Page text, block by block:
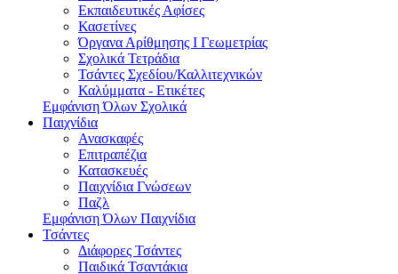
Εκπαιδευτικές Αφίσες
Κασετίνες
Όργανα Αρίθμησης Ι Γεωμετρίας
Σχολικά Τετράδια
Τσάντες Σχεδίου/Καλλιτεχνικών
Καλύμματα - Ετικέτες
Εμφάνιση Όλων Σχολικά
Παιχνίδια
Ανασκαφές
Επιτραπέζια
Κατασκευές
Παιχνίδια Γνώσεων
Παζλ
Εμφάνιση Όλων Παιχνίδια
Τσάντες
Διάφορες Τσάντες
Παιδικά Τσαντάκια